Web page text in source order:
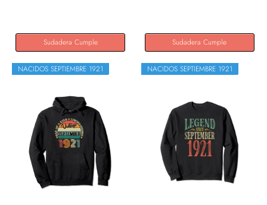
Sudadera Cumple Sudadera Cumple
NACIDOS SEPTIEMBRE 1921 NACIDOS SEPTIEMBRE 1921